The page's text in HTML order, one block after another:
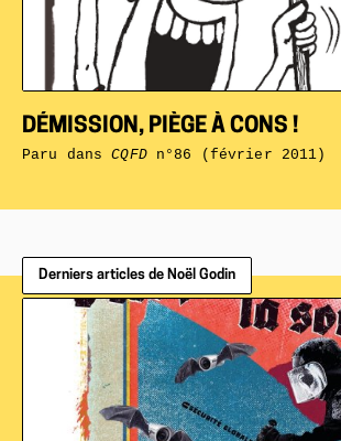
DÉMISSION, PIÈGE À CONS !
Paru dansCQFDn°86 (février 2011)
Derniers articles de Noël Godin